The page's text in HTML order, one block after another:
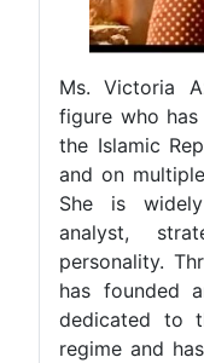
Ms. Victoria
figure who
the Islamic
and on
She is
analyst,
personality.
has founded
dedicated to
regime and